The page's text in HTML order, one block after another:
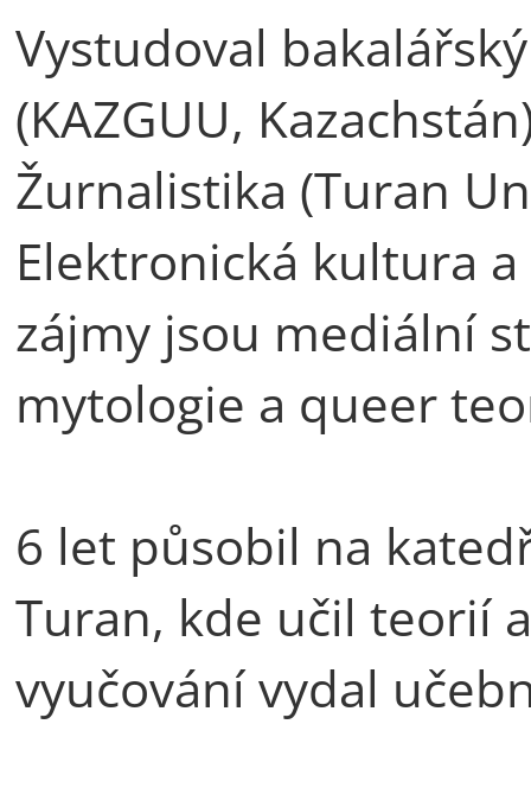
Vystudoval
(KAZGUU,
Žurnalistika (Turan
Elektronická kultura
zájmy jsou mediální
mytologie a queer
6 let působil na
Turan, kde učil teorií
vyučování vydal